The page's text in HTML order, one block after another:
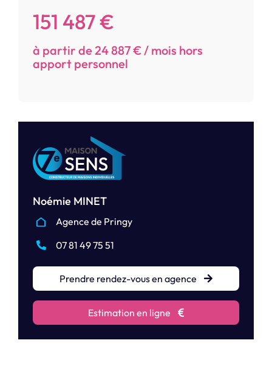
151 487 €
à partir de 24 887 € / mois hors
apport personnel
Noémie MINET
Agence de Pringy
07 81 49 75 51
Prendre rendez-vous en agence
Estimation en ligne